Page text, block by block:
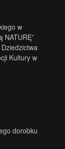
w
NATURĘ”
Kultury w
dorobku